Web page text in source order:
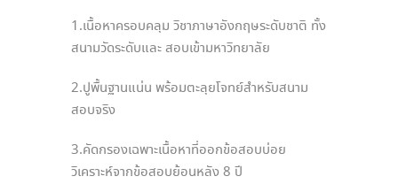
1.เนื้อหาครอบคลุม วิชาภาษาอังกฤษระดับชาติ ทั้ง
สนามวัดระดับและ สอบเข้ามหาวิทยาลัย
2.ปูพื้นฐานแน่น พร้อมตะลุยโจทย์สำหรับสนาม
สอบจริง
3.คัดกรองเฉพาะเนื้อหาที่ออกข้อสอบบ่อย
วิเคราะห์จากข้อสอบย้อนหลัง 8 ปี